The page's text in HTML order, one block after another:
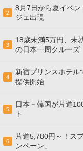
2
8月7日から夏イベ
ジェ出現
3
18歳未満5万円、未
の日本一周クルーズ
4
新宿プリンスホテ
提供開始
5
日本－韓国が片道
ト
6
片道5,780円～！ス
ンペーン」